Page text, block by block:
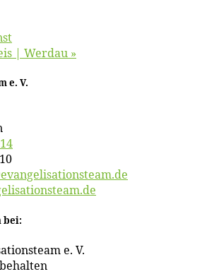
| Werdau »
e. V.
bei:
e. V.